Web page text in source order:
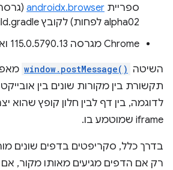
ספריית androidx.browser
alpha02 לפחות) לקובץ build.gradle.
Chrome מגרסה 115.0.5790.13 ואילך ל-TWA.
השיטה window.postMessage()
תקשורת בין מקורות שונים בין
לדוגמה, בין דף לבין חלון קופץ שהוא
iframe שמוטמע בו.
בדרך כלל, סקריפטים בדפים שונים
רק אם הדפים מגיעים מאותו מקור,